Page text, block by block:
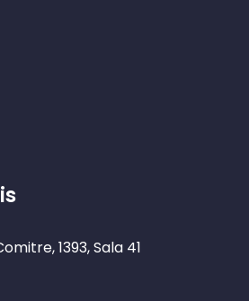
1393, Sala 41